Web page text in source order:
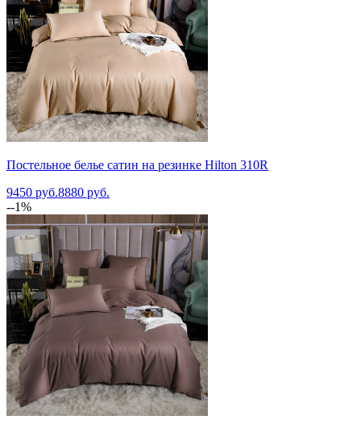
Постельное белье сатин на резинке Hilton 310R
9450 руб.8880 руб.
--1%